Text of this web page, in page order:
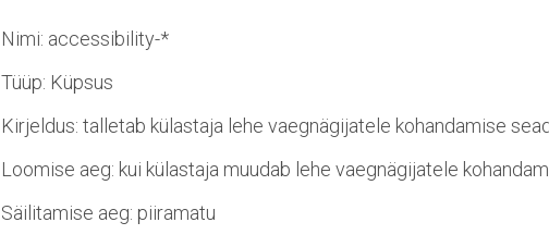
Nimi: accessibility-*
Tüüp: Küpsus
Kirjeldus: talletab külastaja lehe vaegnägijatele kohandamise
Loomise aeg: kui külastaja muudab lehe vaegnägijatele
Säilitamise aeg: piiramatu